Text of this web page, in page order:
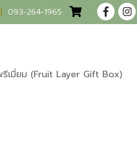
093-264-1965
เมี่ยม (Fruit Layer Gift Box)